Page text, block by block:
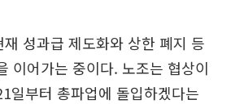
성과급 제도화와 상한 폐지 등
이어가는 중이다. 노조는 협상이
일부터 총파업에 돌입하겠다는